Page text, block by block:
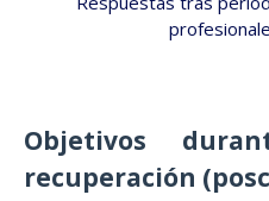
Objetivos
recuperación